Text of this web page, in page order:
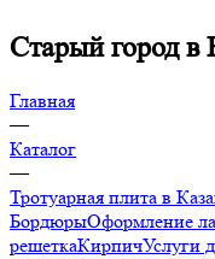
Старый город в
Главная
—
Каталог
—
Тротуарная плита в
БордюрыОформление
решеткаКирпичУслуги